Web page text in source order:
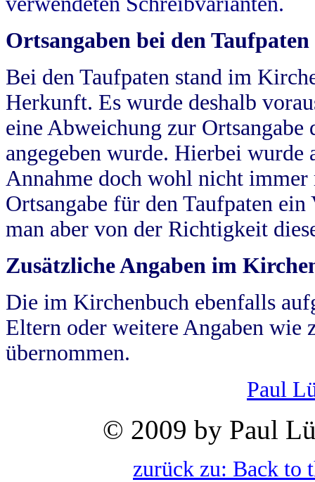
Ortsangaben bei den Taufpaten
Bei den Taufpaten stand im
Herkunft. Es wurde deshalb
eine Abweichung zur
angegeben wurde. Hierbei wurde
Annahme doch wohl nicht
Ortsangabe für den Taufpaten
man aber von der Richtigkeit
Zusätzliche Angaben im
Die im Kirchenbuch ebenfalls
Eltern oder weitere Angaben wie
übernommen.
Paul
© 2009 by Paul
zurück zu: Back to